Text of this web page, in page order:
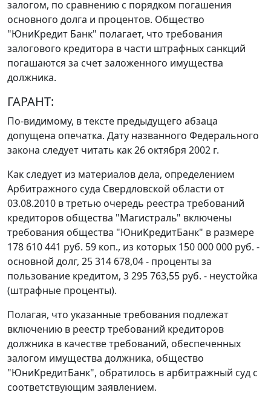
залогом, по сравнению с порядком погашения
основного долга и процентов. Общество
"ЮниКредит Банк" полагает, что требования
залогового кредитора в части штрафных санкций
погашаются за счет заложенного имущества
должника.
ГАРАНТ:
По-видимому, в тексте предыдущего абзаца
допущена опечатка. Дату названного Федерального
закона следует читать как 26 октября 2002 г.
Как следует из материалов дела, определением
Арбитражного суда Свердловской области от
03.08.2010 в третью очередь реестра требований
кредиторов общества "Магистраль" включены
требования общества "ЮниКредитБанк" в размере
178 610 441 руб. 59 коп., из которых 150 000 000 руб. -
основной долг, 25 314 678,04 - проценты за
пользование кредитом, 3 295 763,55 руб. - неустойка
(штрафные проценты).
Полагая, что указанные требования подлежат
включению в реестр требований кредиторов
должника в качестве требований, обеспеченных
залогом имущества должника, общество
"ЮниКредитБанк", обратилось в арбитражный суд с
соответствующим заявлением.